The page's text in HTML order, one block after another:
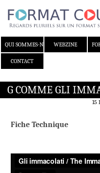
QUI SOMMES-NOUS ?WEBZINE
CONTACT
G COMME GLI
15
Fiche Technique